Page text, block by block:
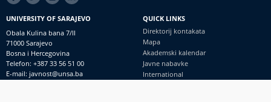
LINKS
UNIVERSITY OF SARAJEVO
Obala Kulina bana 7/II
71000 Sarajevo
Bosna i Hercegovina
Telefon: +387 33 56 51 00
E-mail: javnost@unsa.ba
QUICK LINKS
Direktorij kontakata
Mapa
Akademski kalendar
Javne nabavke
International